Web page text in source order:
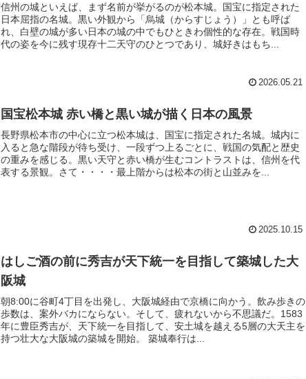
信州の城といえば、まず名前が挙がるのが松本城。国宝に指定された
日本屈指の名城。黒い外観から「烏城（からすじょう）」とも呼ば
れ、白壁の城が多い日本の城の中でもひときわ個性的な存在。戦国時
代の姿を今に残す現存十二天守のひとつであり、城好きはもち...
2026.05.21
国宝松本城 赤い橋と黒い城が描く日本の風景
長野県松本市の中心に立つ松本城は、国宝に指定された名城。城内に
入ると急な階段が待ち受け、一段ずつ上るごとに、戦国の気配と歴史
の重みを感じる。黒い天守と赤い橋が生むコントラストは、信州を代
表する景観。さて・・・・最上階からは松本の街と山並みを...
2025.10.15
はしご酒の前に秀吉が天下統一を目指して築城した大
阪城
朝8:00に谷町4丁目を出発し、大阪城経由で京橋に向かう。飲み歩きの
歩数は、案外バカにならない。そして、疲れないから不思議だ。1583
年に豊臣秀吉が、天下統一を目指して、安土城を越える5層の大天主を
持つ壮大な大阪城の築城を開始。 築城奉行は...